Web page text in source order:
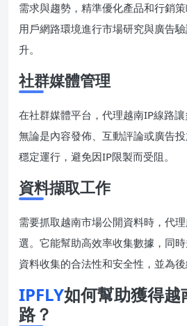
需求與趨勢，精準優化產品和行銷
用戶網路環境進行市場研究與廣告
升。
社群媒體管理
在社群媒體平台，代理越南IP線路
無論是內容發佈、互動評論或廣告
穩定運行，避免因IP限製而受阻。
資料擷取工作
需要抓取越南市場公開資料時，代
選。它能幫助高效率收集數據，同
資料收集的合法性和安全性，並為後
IPFLY如何幫助獲得
路？